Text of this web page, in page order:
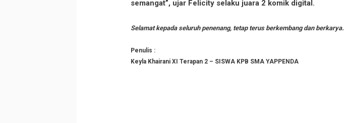
semangat”, ujar Felicity selaku juara 2 komik digital.
Selamat kepada seluruh penenang, tetap terus berkembang dan berkarya.
Penulis :
Keyla Khairani XI Terapan 2 – SISWA KPB SMA YAPPENDA